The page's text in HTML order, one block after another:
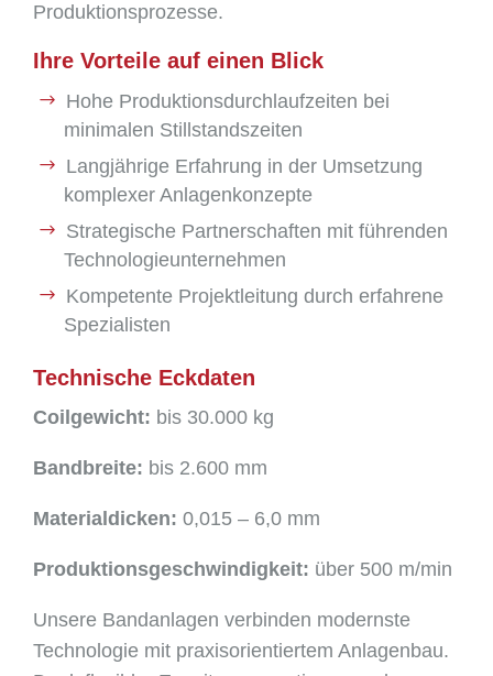
Produktionsprozesse.
Ihre Vorteile auf einen Blick
Hohe Produktionsdurchlaufzeiten bei
minimalen Stillstandszeiten
Langjährige Erfahrung in der Umsetzung
komplexer Anlagenkonzepte
Strategische Partnerschaften mit führenden
Technologieunternehmen
Kompetente Projektleitung durch erfahrene
Spezialisten
Technische Eckdaten
Coilgewicht: bis 30.000 kg
Bandbreite: bis 2.600 mm
Materialdicken: 0,015 – 6,0 mm
Produktionsgeschwindigkeit: über 500 m/min
Unsere Bandanlagen verbinden modernste
Technologie mit praxisorientiertem Anlagenbau.